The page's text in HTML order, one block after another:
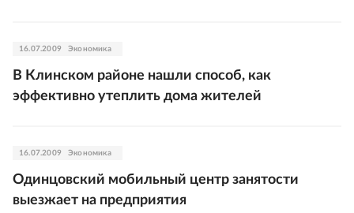
16.07.2009 Экономика
В Клинском районе нашли способ, как
эффективно утеплить дома жителей
16.07.2009 Экономика
Одинцовский мобильный центр занятости
выезжает на предприятия